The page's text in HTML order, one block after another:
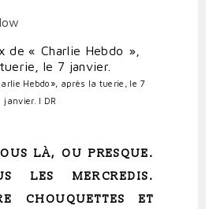
Hebdo», après la tuerie, le 7
janvier. l DR
LÀ, OU PRESQUE.
LES MERCREDIS.
CHOUQUETTES ET